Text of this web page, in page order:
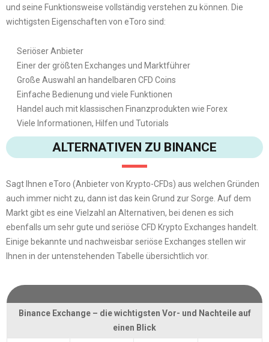
und seine Funktionsweise vollständig verstehen zu können. Die
wichtigsten Eigenschaften von eToro sind:
Seriöser Anbieter
Einer der größten Exchanges und Marktführer
Große Auswahl an handelbaren CFD Coins
Einfache Bedienung und viele Funktionen
Handel auch mit klassischen Finanzprodukten wie Forex
Viele Informationen, Hilfen und Tutorials
ALTERNATIVEN ZU BINANCE
Sagt Ihnen eToro (Anbieter von Krypto-CFDs) aus welchen Gründen
auch immer nicht zu, dann ist das kein Grund zur Sorge. Auf dem
Markt gibt es eine Vielzahl an Alternativen, bei denen es sich
ebenfalls um sehr gute und seriöse CFD Krypto Exchanges handelt.
Einige bekannte und nachweisbar seriöse Exchanges stellen wir
Ihnen in der untenstehenden Tabelle übersichtlich vor.
Binance Exchange – die wichtigsten Vor- und Nachteile auf
einen Blick